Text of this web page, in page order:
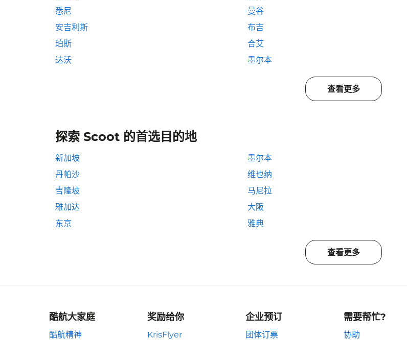
悉尼
曼谷
安吉利斯
布吉
珀斯
合艾
达沃
墨尔本
查看更多
探索 Scoot 的首选目的地
新加坡 墨尔本
丹帕沙
维也纳
吉隆坡
马尼拉
雅加达
大阪
东京
雅典
查看更多
酷航大家庭
酷航精神
奖励给你
KrisFlyer
企业预订
团体订票
需要帮忙?
协助